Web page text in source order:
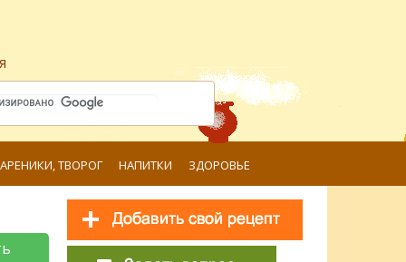
ТВОРОГ НАПИТКИ ЗДОРОВЬЕ